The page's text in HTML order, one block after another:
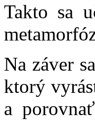
Takto sa
Na záver
ktorý
a